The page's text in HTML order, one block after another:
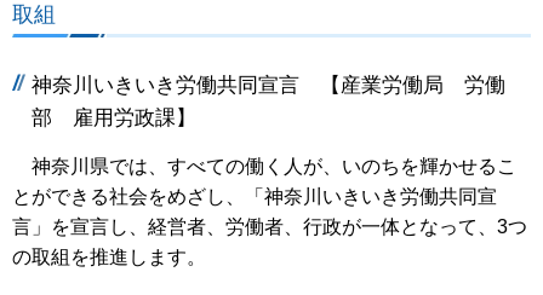
取組
神奈川いきいき労働共同宣言 【産業労働局 労働
部 雇用労政課】
神奈川県では、すべての働く人が、いのちを輝かせるこ
とができる社会をめざし、「神奈川いきいき労働共同宣
言」を宣言し、経営者、労働者、行政が一体となって、3つ
の取組を推進します。